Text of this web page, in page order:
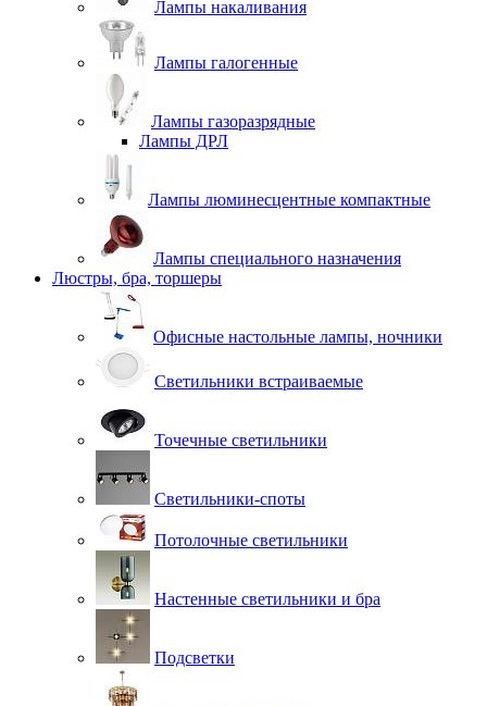
Лампы накаливания
Лампы галогенные
Лампы газоразрядные
Лампы ДРЛ
Лампы люминесцентные компактные
Лампы специального назначения
Люстры, бра, торшеры
Офисные настольные лампы, ночники
Светильники встраиваемые
Точечные светильники
Светильники-споты
Потолочные светильники
Настенные светильники и бра
Подсветки